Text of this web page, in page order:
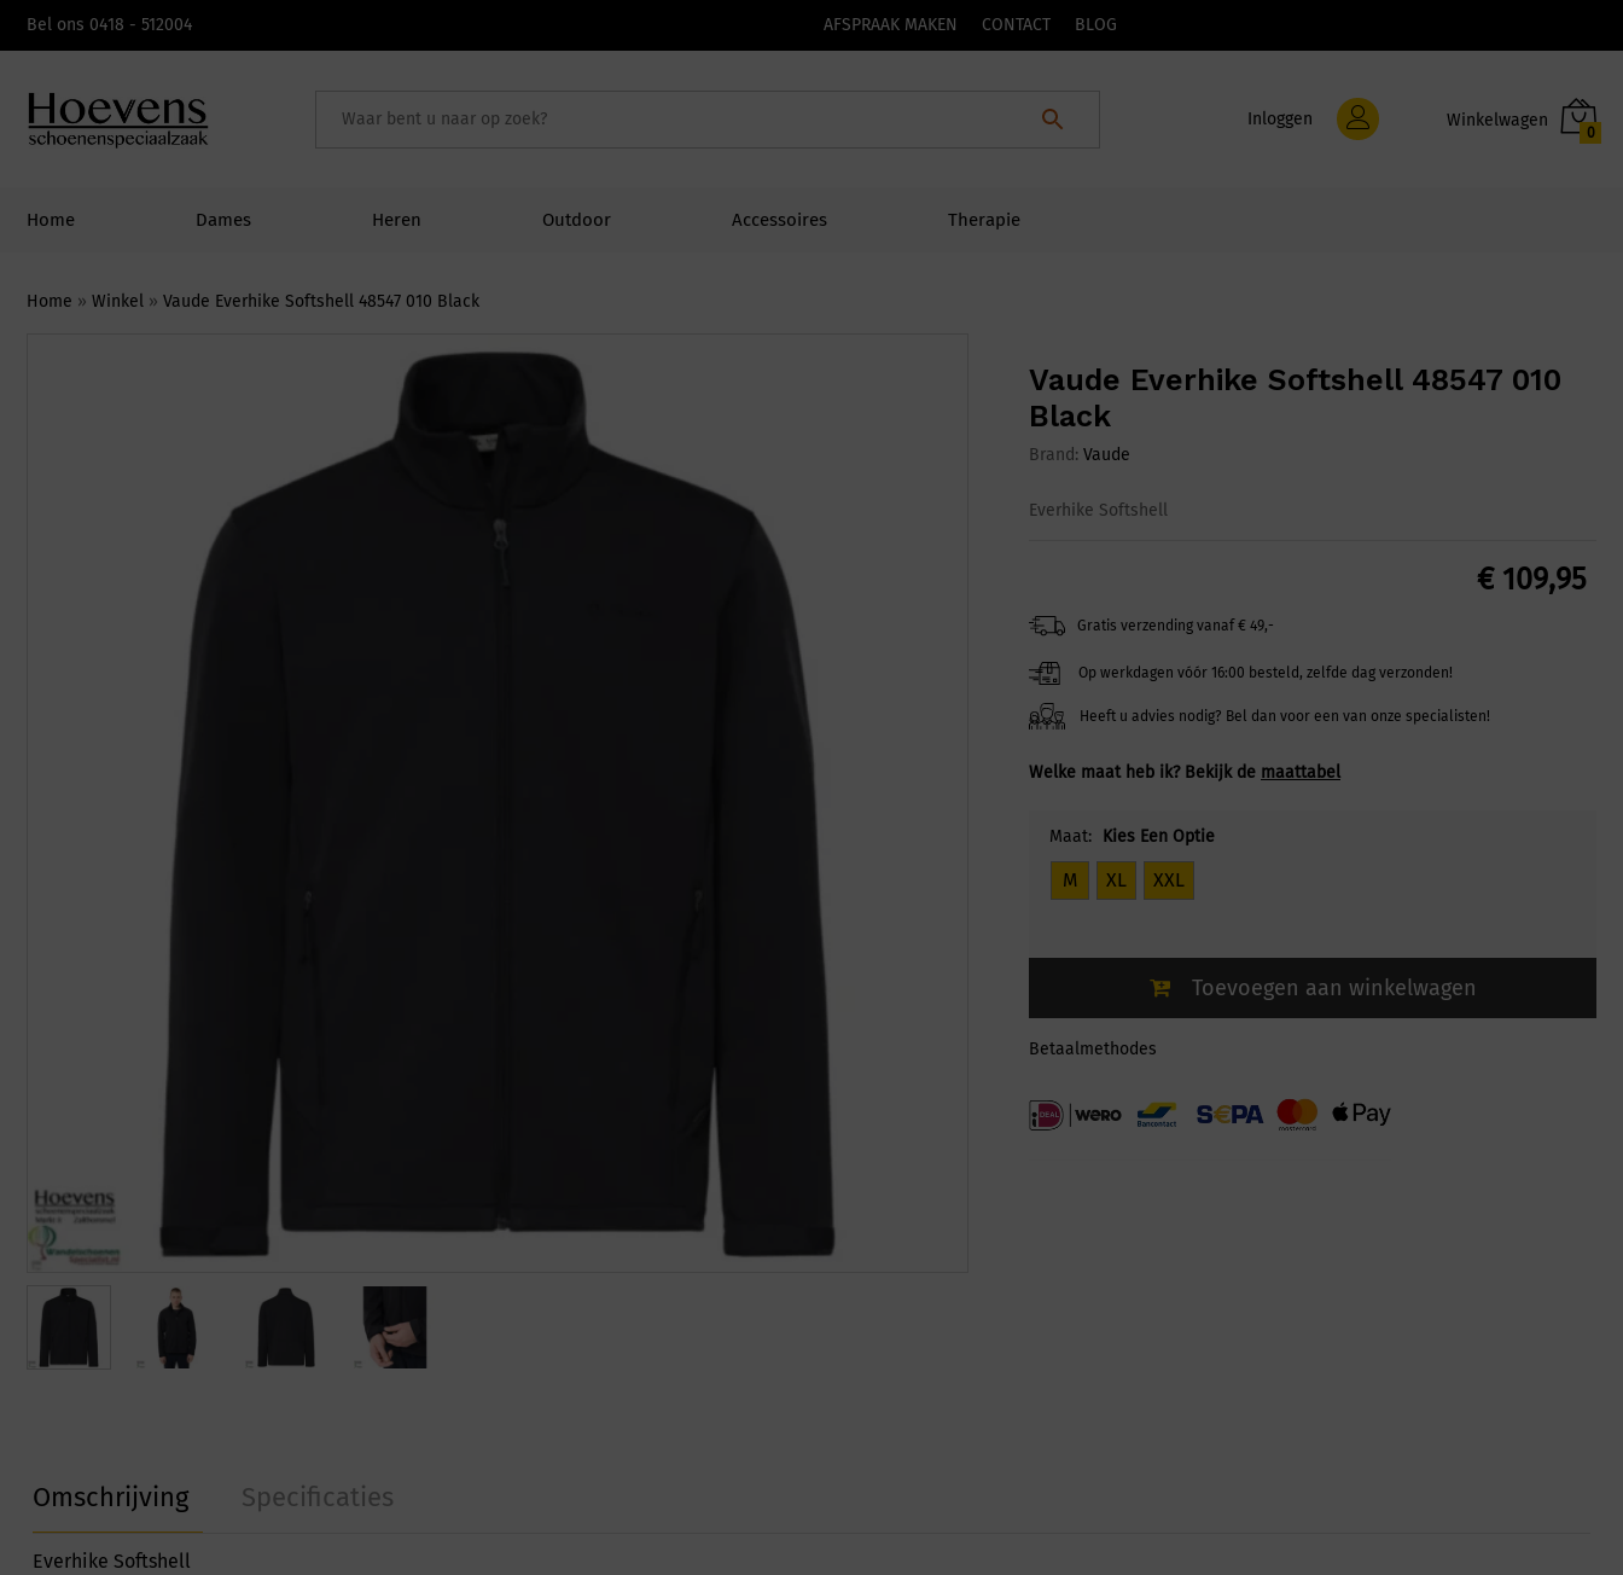
Bel ons 0418 - 512004 AFSPRAAK MAKEN CONTACT BLOG
Inloggen
0
Home Dames Heren Outdoor Accessoires Therapie
Home » Winkel » Vaude Everhike Softshell 48547 010 Black
Vaude Everhike Softshell 48547 010
Black
Brand: Vaude
Everhike Softshell
€109,95
Gratis verzending vanaf € 49,-
Op werkdagen vóór 16:00 besteld, zelfde dag verzonden!
Heeft u advies nodig? Bel dan voor een van onze specialisten!
Welke maat heb ik? Bekijk de maattabel
Maat: Kies Een Optie
M XL XXL
Toevoegen aan winkelwagen
Betaalmethodes
Omschrijving Specificaties
Everhike Softshell